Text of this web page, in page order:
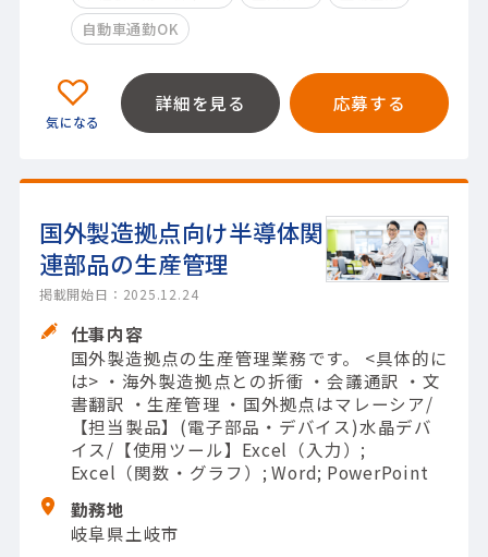
自動車通勤OK
詳細を見る 応募する
国外製造拠点向け半導体関
連部品の生産管理
掲載開始日：2025.12.24
仕事内容
国外製造拠点の生産管理業務です。 <具体的に
は> ・海外製造拠点との折衝 ・会議通訳 ・文
書翻訳 ・生産管理 ・国外拠点はマレーシア/
【担当製品】(電子部品・デバイス)水晶デバ
イス/【使用ツール】Excel（入力）;
Excel（関数・グラフ）; Word; PowerPoint
勤務地
岐阜県土岐市